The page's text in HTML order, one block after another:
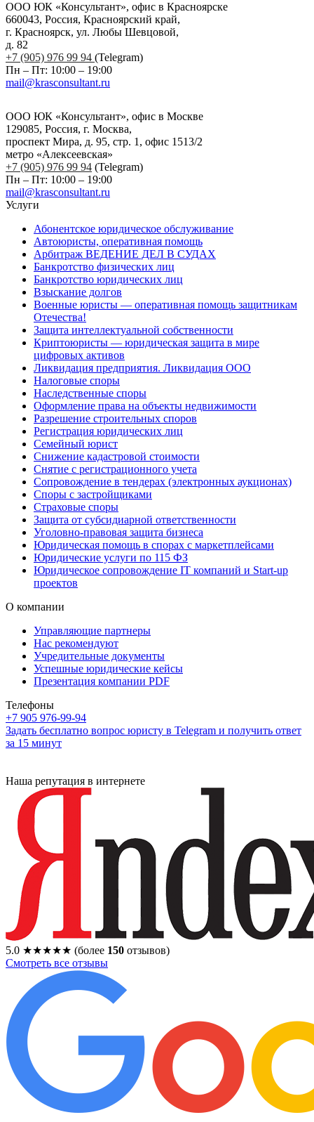
ООО ЮК «Консультант», офис в Красноярске
660043, Россия, Красноярский край,
г. Красноярск, ул. Любы Шевцовой,
д. 82
+7 (905) 976 99 94 (Telegram)
Пн – Пт: 10:00 – 19:00
mail@krasconsultant.ru
ООО ЮК «Консультант», офис в Москве
129085, Россия, г. Москва,
проспект Мира, д. 95, стр. 1, офис 1513/2
метро «Алексеевская»
+7 (905) 976 99 94 (Telegram)
Пн – Пт: 10:00 – 19:00
mail@krasconsultant.ru
Услуги
Абонентское юридическое обслуживание
Автоюристы, оперативная помощь
Арбитраж ВЕДЕНИЕ ДЕЛ В СУДАХ
Банкротство физических лиц
Банкротство юридических лиц
Взыскание долгов
Военные юристы — оперативная помощь защитникам
Отечества!
Защита интеллектуальной собственности
Криптоюристы — юридическая защита в мире
цифровых активов
Ликвидация предприятия. Ликвидация ООО
Налоговые споры
Наследственные споры
Оформление права на объекты недвижимости
Разрешение строительных споров
Регистрация юридических лиц
Семейный юрист
Снижение кадастровой стоимости
Снятие с регистрационного учета
Сопровождение в тендерах (электронных аукционах)
Споры с застройщиками
Страховые споры
Защита от субсидиарной ответственности
Уголовно-правовая защита бизнеса
Юридическая помощь в спорах с маркетплейсами
Юридические услуги по 115 ФЗ
Юридическое сопровождение IT компаний и Start-up
проектов
О компании
Управляющие партнеры
Нас рекомендуют
Учредительные документы
Успешные юридические кейсы
Презентация компании PDF
Телефоны
+7 905 976-99-94
Задать бесплатно вопрос юристу в Telegram и получить ответ
за 15 минут
Наша репутация в интернете
5.0 ★★★★★ (более 150 отзывов)
Смотреть все отзывы